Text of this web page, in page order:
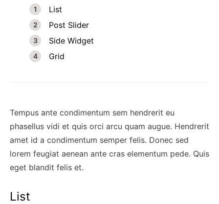
List
Post Slider
Side Widget
Grid
Tempus ante condimentum sem hendrerit eu
phasellus vidi et quis orci arcu quam augue. Hendrerit
amet id a condimentum semper felis. Donec sed
lorem feugiat aenean ante cras elementum pede. Quis
eget blandit felis et.
List